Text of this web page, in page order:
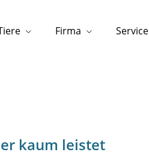
Firma Service
kaum leistet